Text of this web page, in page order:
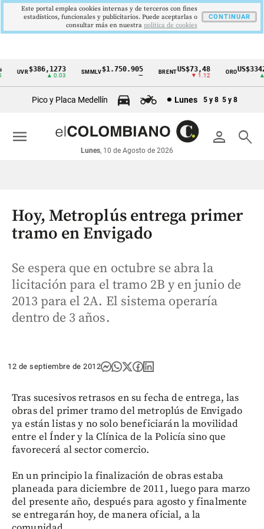
Cintillo
económicos
Colombia
UVR$386,1273
▲ 0.03
SMMLV$1.750.905 BRENTUS$73,48
▼ 1.12
ORO
▲
Pico y Placa Medellín Lunes 5 y 8 5 y 8
person search
Lunes, 10 de Agosto de 2026
menu
Hoy, Metroplús entrega primer
tramo en Envigado
Se espera que en octubre se abra la
licitación para el tramo 2B y en junio de
2013 para el 2A. El sistema operaría
dentro de 3 años.
12 de septiembre de 2012
Tras sucesivos retrasos en su fecha de entrega, las
obras del primer tramo del metroplús de Envigado
ya están listas y no solo beneficiarán la movilidad
entre el Índer y la Clínica de la Policía sino que
favorecerá al sector comercio.
En un principio la finalización de obras estaba
planeada para diciembre de 2011, luego para marzo
del presente año, después para agosto y finalmente
se entregarán hoy, de manera oficial, a la
Este portal emplea cookies internas y de terceros con fines
estadísticos, funcionales y publicitarios. Puede aceptarlas o
consultar más en nuestra politica de cookies
CONTINUAR